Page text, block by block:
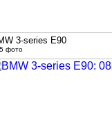
3-series E90
фото